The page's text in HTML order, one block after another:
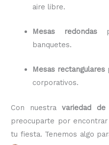
aire libre.
Mesas redondas
banquetes.
Mesas rectangulares
corporativos.
Con nuestra variedad de
preocuparte por
tu fiesta. Tenemos algo